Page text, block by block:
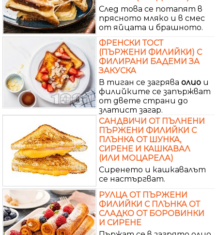
След това се потапят в
прясното мляко и в смес
от яйцата и брашното.
ФРЕНСКИ ТОСТ
(ПЪРЖЕНИ ФИЛИЙКИ) С
ФИЛИРАНИ БАДЕМИ ЗА
ЗАКУСКА
В тиган се загрява олио и
филийките се запържват
от двете страни до
златист загар.
САНДВИЧИ ОТ ПЪЛНЕНИ
ПЪРЖЕНИ ФИЛИЙКИ С
ПЛЪНКА ОТ ШУНКА,
СИРЕНЕ И КАШКАВАЛ
(ИЛИ МОЦАРЕЛА)
Сиренето и кашкавалът
се настъргват.
РУЛЦА ОТ ПЪРЖЕНИ
ФИЛИЙКИ С ПЛЪНКА ОТ
СЛАДКО ОТ БОРОВИНКИ
И СИРЕНЕ